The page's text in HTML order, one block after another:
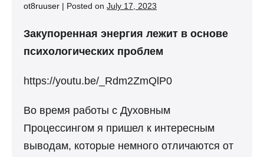
ot8ruuser | Posted on July 17, 2023
Закупоренная энергия лежит в основе
психологических проблем
https://youtu.be/_Rdm2ZmQlP0
Во время работы с Духовным
Процессингом я пришел к интересным
выводам, которые немного отличаются от